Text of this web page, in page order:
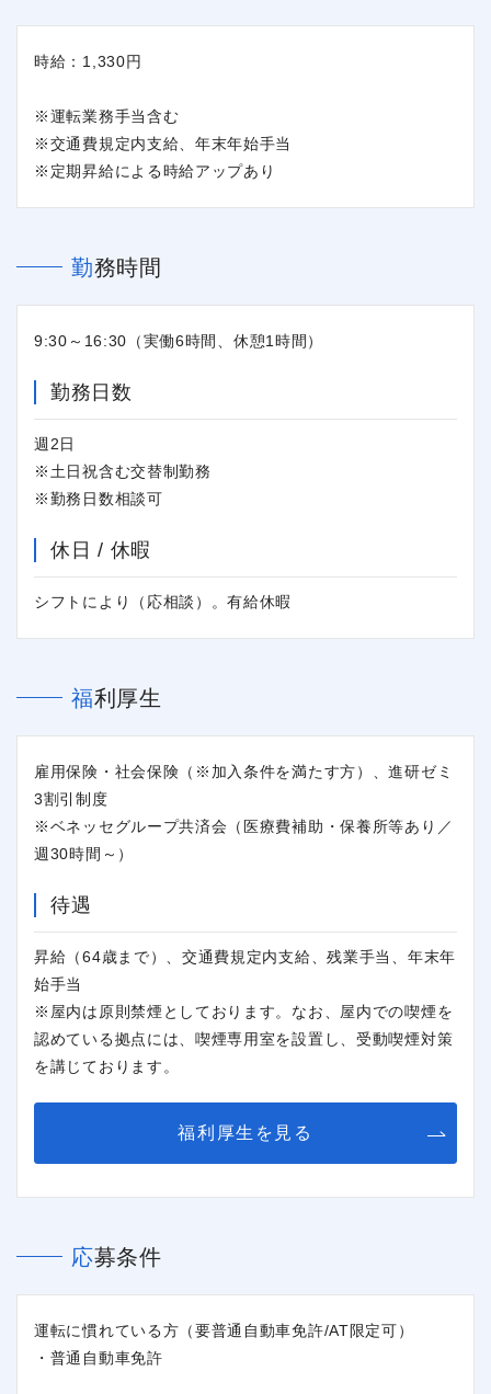
時給：1,330円
※運転業務手当含む
※交通費規定内支給、年末年始手当
※定期昇給による時給アップあり
勤務時間
9:30～16:30（実働6時間、休憩1時間）
勤務日数
週2日
※土日祝含む交替制勤務
※勤務日数相談可
休日 / 休暇
シフトにより（応相談）。有給休暇
福利厚生
雇用保険・社会保険（※加入条件を満たす方）、進研ゼミ
3割引制度
※ベネッセグループ共済会（医療費補助・保養所等あり／
週30時間～）
待遇
昇給（64歳まで）、交通費規定内支給、残業手当、年末年
始手当
※屋内は原則禁煙としております。なお、屋内での喫煙を
認めている拠点には、喫煙専用室を設置し、受動喫煙対策
を講じております。
福利厚生を見る
応募条件
運転に慣れている方（要普通自動車免許/AT限定可）
・普通自動車免許